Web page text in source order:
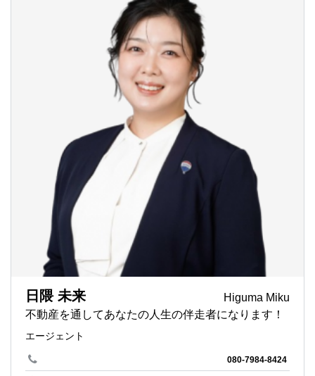
日隈 未来
Higuma Miku
不動産を通してあなたの人生の伴走者になります！
エージェント
080-7984-8424